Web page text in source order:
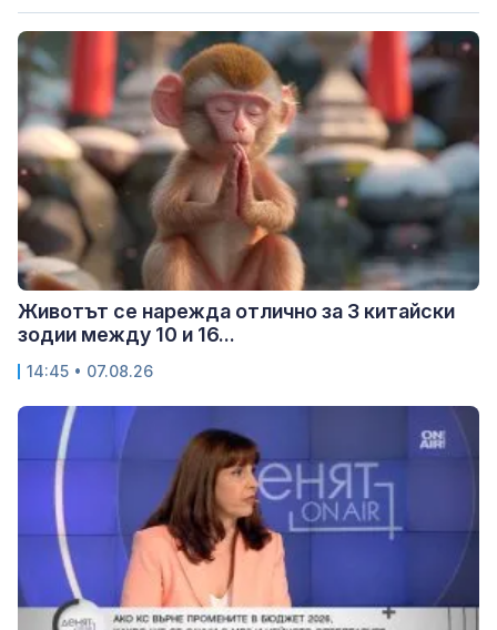
Животът се нарежда отлично за 3 китайски
зодии между 10 и 16...
14:45 • 07.08.26